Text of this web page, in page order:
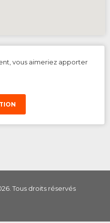
vous aimeriez apporter
. Tous droits réservés